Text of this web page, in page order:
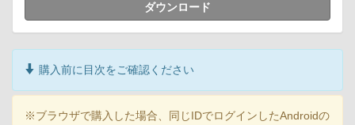
ダウンロード
購入前に目次をご確認ください
※ブラウザで購入した場合、同じIDでログインしたAndroidの